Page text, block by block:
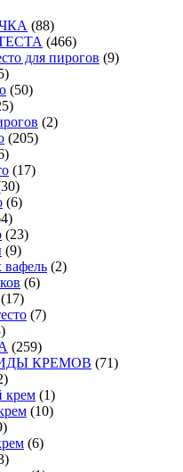
(88)
(466)
для пирогов (9)
(50)
(2)
(205)
(17)
(6)
(23)
(9)
вафель (2)
(6)
(17)
(7)
(259)
КРЕМОВ (71)
крем (1)
(10)
(6)